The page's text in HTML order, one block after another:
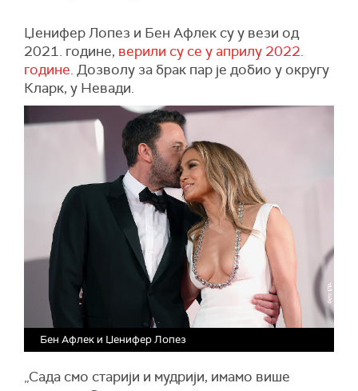
Џенифер Лопез и Бен Афлек су у вези од
2021. године, верили су се у априлу 2022.
године. Дозволу за брак пар је добио у округу
Кларк, у Невади.
Бен Афлек и Џенифер Лопез
„Сада смо старији и мудрији, имамо више